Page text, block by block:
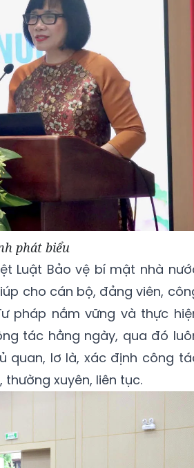
phát biểu
Luật Bảo vệ bí mật nhà
cho cán bộ, đảng viên,
pháp nắm vững và thực
tác hằng ngày, qua đó
quan, lơ là, xác định công
xuyên, liên tục.